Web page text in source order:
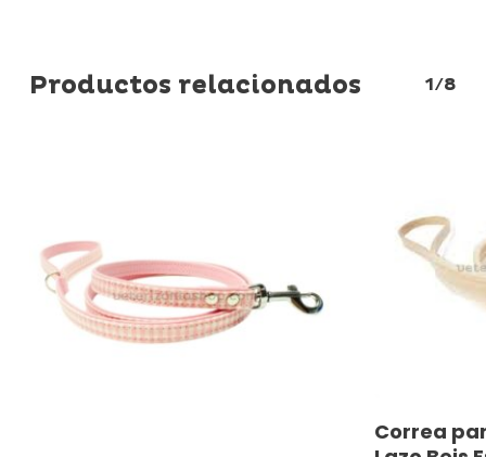
Productos relacionados 1/8
Correa